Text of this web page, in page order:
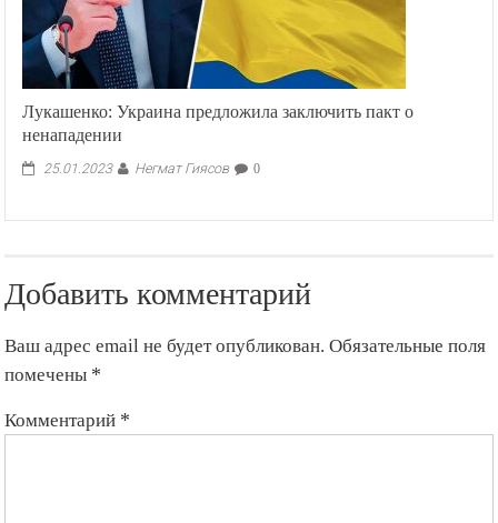
Лукашенко: Украина предложила заключить пакт о
ненападении
25.01.2023 Негмат Гиясов 0
Добавить комментарий
Ваш адрес email не будет опубликован. Обязательные поля
помечены *
Комментарий *